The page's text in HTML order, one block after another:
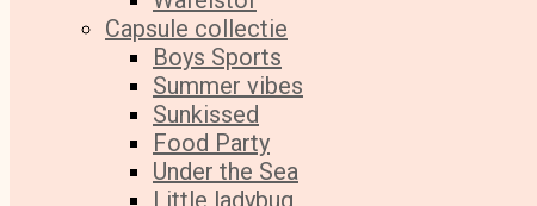
Capsule collectie
Boys Sports
Summer vibes
Sunkissed
Food Party
Under the Sea
Little ladybug